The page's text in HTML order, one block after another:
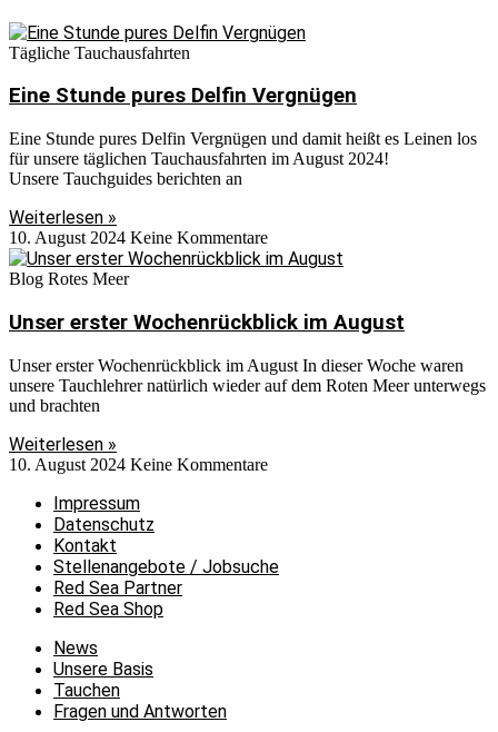
Tägliche Tauchausfahrten
Eine Stunde pures Delfin Vergnügen
Eine Stunde pures Delfin Vergnügen und damit heißt es Leinen los
für unsere täglichen Tauchausfahrten im August 2024!
Unsere Tauchguides berichten an
Weiterlesen »
10. August 2024 Keine Kommentare
Blog Rotes Meer
Unser erster Wochenrückblick im August
Unser erster Wochenrückblick im August In dieser Woche waren
unsere Tauchlehrer natürlich wieder auf dem Roten Meer unterwegs
und brachten
Weiterlesen »
10. August 2024 Keine Kommentare
Impressum
Datenschutz
Kontakt
Stellenangebote / Jobsuche
Red Sea Partner
Red Sea Shop
News
Unsere Basis
Tauchen
Fragen und Antworten